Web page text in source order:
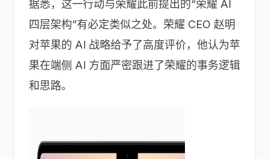
据悉，这一行动与荣耀此前提出的“荣耀 AI
四层架构”有必定类似之处。荣耀 CEO 赵明
对苹果的 AI 战略给予了高度评价，他认为苹
果在端侧 AI 方面严密跟进了荣耀的事务逻辑
和思路。